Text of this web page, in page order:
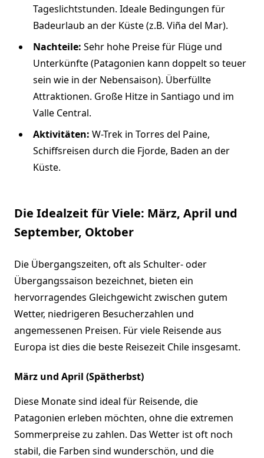
Tageslichtstunden. Ideale Bedingungen für
Badeurlaub an der Küste (z.B. Viña del Mar).
Nachteile: Sehr hohe Preise für Flüge und
Unterkünfte (Patagonien kann doppelt so teuer
sein wie in der Nebensaison). Überfüllte
Attraktionen. Große Hitze in Santiago und im
Valle Central.
Aktivitäten: W-Trek in Torres del Paine,
Schiffsreisen durch die Fjorde, Baden an der
Küste.
Die Idealzeit für Viele: März, April und
September, Oktober
Die Übergangszeiten, oft als Schulter- oder
Übergangssaison bezeichnet, bieten ein
hervorragendes Gleichgewicht zwischen gutem
Wetter, niedrigeren Besucherzahlen und
angemessenen Preisen. Für viele Reisende aus
Europa ist dies die beste Reisezeit Chile insgesamt.
März und April (Spätherbst)
Diese Monate sind ideal für Reisende, die
Patagonien erleben möchten, ohne die extremen
Sommerpreise zu zahlen. Das Wetter ist oft noch
stabil, die Farben sind wunderschön, und die